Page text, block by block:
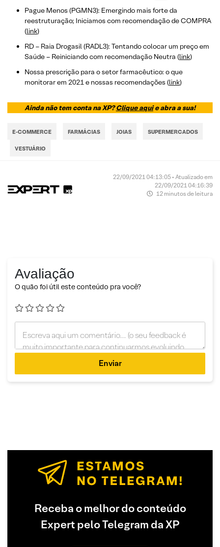
Pague Menos (PGMN3): Emergindo mais forte da
reestruturação; Iniciamos com recomendação de COMPRA
(link)
RD – Raia Drogasil (RADL3): Tentando colocar um preço em
Saúde – Reiniciando com recomendação Neutra (link)
Nossa prescrição para o setor farmacêutico: o que
monitorar em 2021 e nossas recomendações (link)
Ainda não tem conta na XP?Clique aquie abra a sua!
E-COMMERCE FARMÁCIAS JOIAS SUPERMERCADOS
VESTUÁRIO
22/09/2021 04:13:05 • Atualizado em
22/09/2021 04:16:39
12 minutos de leitura
Avaliação
O quão foi útil este conteúdo pra você?
Enviar
Receba o melhor do conteúdo
Expert pelo Telegram da XP